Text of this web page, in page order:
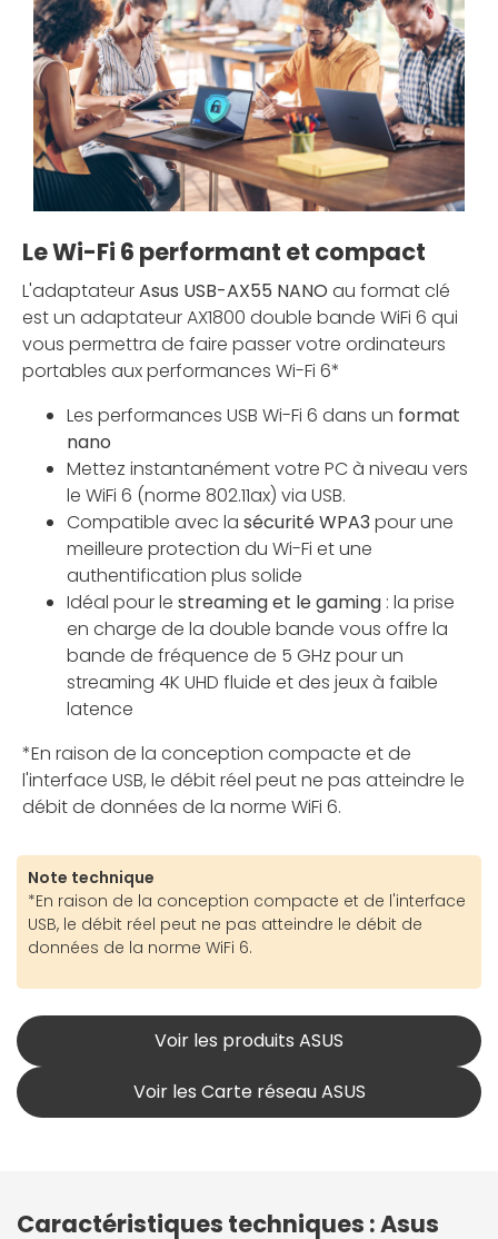
Le Wi-Fi 6 performant et compact
L'adaptateurAsus USB-AX55 NANO au format clé
est un adaptateur AX1800 double bande WiFi 6 qui
vous permettra de faire passer votre ordinateurs
portables aux performances Wi-Fi 6*
Les performances USB Wi-Fi 6 dans un format
nano
Mettez instantanément votre PC à niveau vers
le WiFi 6 (norme 802.11ax) via USB.
Compatible avec la sécurité WPA3 pour une
meilleure protection du Wi-Fi et une
authentification plus solide
Idéal pour le streaming et le gaming : la prise
en charge de la double bande vous offre la
bande de fréquence de 5 GHz pour un
streaming 4K UHD fluide et des jeux à faible
latence
*En raison de la conception compacte et de
l'interface USB, le débit réel peut ne pas atteindre le
débit de données de la norme WiFi 6.
Note technique
*En raison de la conception compacte et de l'interface
USB, le débit réel peut ne pas atteindre le débit de
données de la norme WiFi 6.
Voir les produits ASUS
Voir les Carte réseau ASUS
Caractéristiques techniques : Asus